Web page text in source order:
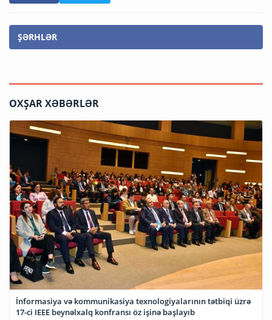
ŞƏRHLƏR
OXŞAR XƏBƏRLƏR
İnformasiya və kommunikasiya texnologiyalarının tətbiqi üzrə
17-ci IEEE beynəlxalq konfransı öz işinə başlayıb